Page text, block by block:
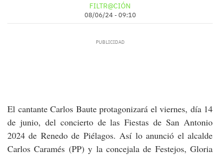
FILTR@CIÓN
08/06/24 - 09:10
El cantante Carlos Baute protagonizará el viernes, día 14
de junio, del concierto de las Fiestas de San Antonio
2024 de Renedo de Piélagos. Así lo anunció el alcalde
Carlos Caramés (PP) y la concejala de Festejos, Gloria